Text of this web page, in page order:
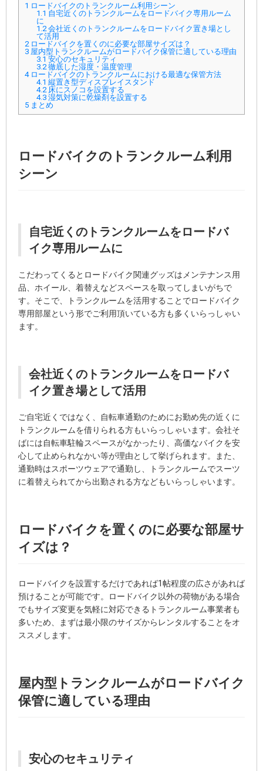
1 ロードバイクのトランクルーム利用シーン
1.1 自宅近くのトランクルームをロードバイク専用ルーム
に
1.2会社近くのトランクルームをロードバイク置き場とし
て活用
2 ロードバイクを置くのに必要な部屋サイズは？
3 屋内型トランクルームがロードバイク保管に適している理由
3.1 安心のセキュリティ
3.2徹底した湿度・温度管理
4ロードバイクのトランクルームにおける最適な保管方法
4.1 縦置き型ディスプレイスタンド
4.2床にスノコを設置する
4.3湿気対策に乾燥剤を設置する
5 まとめ
ロードバイクのトランクルーム利用
シーン
自宅近くのトランクルームをロードバ
イク専用ルームに
こだわってくるとロードバイク関連グッズはメンテナンス用
品、ホイール、着替えなどスペースを取ってしまいがちで
す。そこで、トランクルームを活用することでロードバイク
専用部屋という形でご利用頂いている方も多くいらっしゃい
ます。
会社近くのトランクルームをロードバ
イク置き場として活用
ご自宅近くではなく、自転車通勤のためにお勤め先の近くに
トランクルームを借りられる方もいらっしゃいます。会社そ
ばには自転車駐輪スペースがなかったり、高価なバイクを安
心して止められなかい等が理由として挙げられます。また、
通勤時はスポーツウェアで通勤し、トランクルームでスーツ
に着替えられてから出勤される方などもいらっしゃいます。
ロードバイクを置くのに必要な部屋サ
イズは？
ロードバイクを設置するだけであれば1帖程度の広さがあれば
預けることが可能です。ロードバイク以外の荷物がある場合
でもサイズ変更を気軽に対応できるトランクルーム事業者も
多いため、まずは最小限のサイズからレンタルすることをオ
ススメします。
屋内型トランクルームがロードバイク
保管に適している理由
安心のセキュリティ